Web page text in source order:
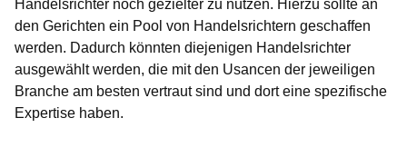
Handelsrichter noch gezielter zu nutzen. Hierzu sollte an
den Gerichten ein Pool von Handelsrichtern geschaffen
werden. Dadurch könnten diejenigen Handelsrichter
ausgewählt werden, die mit den Usancen der jeweiligen
Branche am besten vertraut sind und dort eine spezifische
Expertise haben.